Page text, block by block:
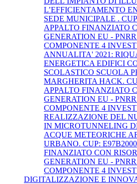
L’EFFICIENTAMENTO
SEDE MUNICIPALE .
APPALTO FINANZIATO
GENERATION EU -
COMPONENTE 4
ANNUALITA' 2021:
ENERGETICA EDIFICI
SCOLASTICO SCUOLA
MARGHERITA HACK.
APPALTO FINANZIATO
GENERATION EU -
COMPONENTE 4
REALIZZAZIONE DEL
IN MICROTUNNELING
ACQUE METEORICHE
URBANO. CUP:
FINANZIATO CON
GENERATION EU -
COMPONENTE 4
DIGITALIZZAZIONE E